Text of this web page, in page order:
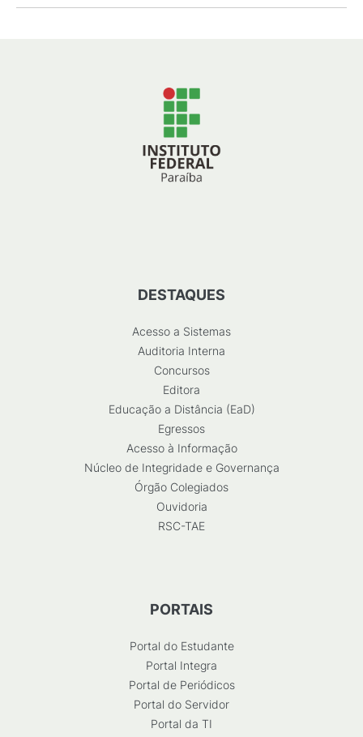
DESTAQUES
Acesso a Sistemas
Auditoria Interna
Concursos
Editora
Educação a Distância (EaD)
Egressos
Acesso à Informação
Núcleo de Integridade e Governança
Órgão Colegiados
Ouvidoria
RSC-TAE
PORTAIS
Portal do Estudante
Portal Integra
Portal de Periódicos
Portal do Servidor
Portal da TI